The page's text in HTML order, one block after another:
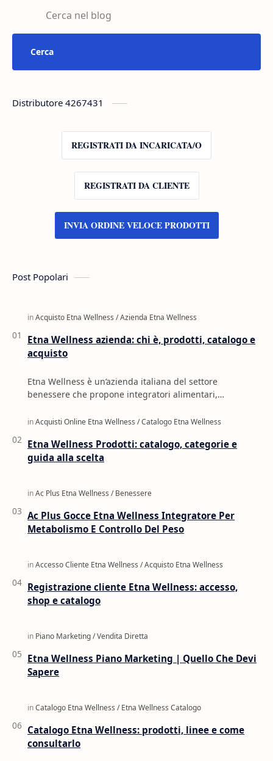
Distributore 4267431
REGISTRATI DA INCARICATA/O
REGISTRATI DA CLIENTE
INVIA ORDINE VELOCE PRODOTTI
Post Popolari
Etna Wellness azienda: chi è, prodotti, catalogo e
acquisto
Etna Wellness è un’azienda italiana del settore
benessere che propone integratori alimentari,
Etna Wellness Prodotti: catalogo, categorie e
guida alla scelta
Ac Plus Gocce Etna Wellness Integratore Per
Metabolismo E Controllo Del Peso
Registrazione cliente Etna Wellness: accesso,
shop e catalogo
Etna Wellness Piano Marketing | Quello Che Devi
Sapere
Catalogo Etna Wellness: prodotti, linee e come
consultarlo